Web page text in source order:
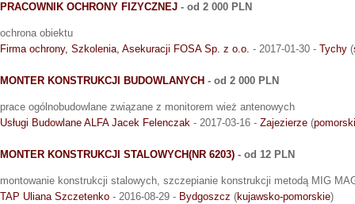
PRACOWNIK OCHRONY FIZYCZNEJ - od 2 000 PLN
ochrona obiektu
Firma ochrony, Szkolenia, Asekuracji FOSA Sp. z o.o. - 2017-01-30 - Tychy (
MONTER KONSTRUKCJI BUDOWLANYCH - od 2 000 PLN
prace ogólnobudowlane związane z monitorem wież antenowych
Usługi Budowlane ALFA Jacek Felenczak - 2017-03-16 - Zajezierze (
MONTER KONSTRUKCJI STALOWYCH(NR 6203) - od 12 PLN
montowanie konstrukcji stalowych, szczepianie konstrukcji metodą MIG
TAP Uliana Szczetenko - 2016-08-29 - Bydgoszcz (kujawsko-pomorskie)